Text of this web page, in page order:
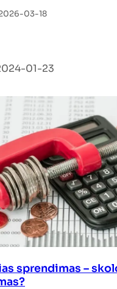
garantas
03-18
01-23
sprendimas –